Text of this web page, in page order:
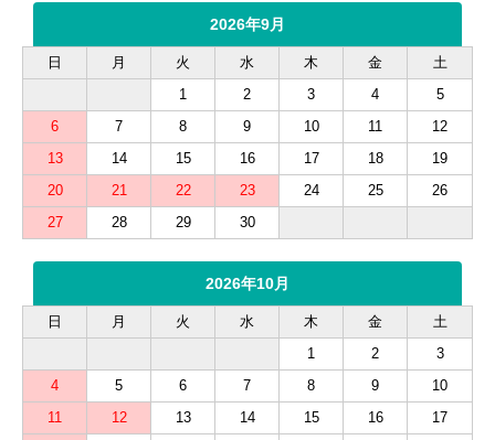
2026年9月
日 月 火 水 木 金
土
1
2 3 4
5
6
7 8 9 10 11
12
13
14 15 16 17 18
19
20
21 22 23 24 25
26
27
28 29 30
2026年10月
日 月 火 水 木 金
土
1
2
3
4
5 6 7 8 9
10
11
12 13 14 15 16
17